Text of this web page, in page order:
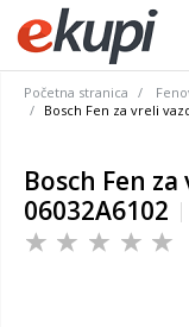
Početna stranica
Bosch Fen za vreli
Bosch Fen
06032A6102